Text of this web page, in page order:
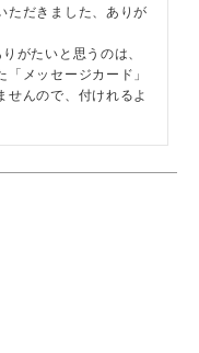
ただきました、ありが
がたいと思うのは、
メッセージカード」
せんので、付けれるよ